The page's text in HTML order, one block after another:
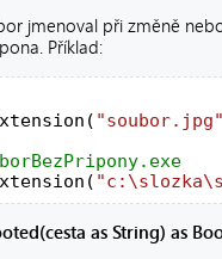
jmenoval při změně
Příklad:
"soubor.jpg"
as String) as